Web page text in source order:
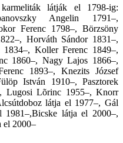
látják el 1798-ig:
Angelin 1791–,
Ferenc 1798–, Börzsöny
Horváth Sándor 1831–,
Koller Ferenc 1849–,
1860–, Nagy Lajos 1866–,
1893–, Knezits József
István 1910–, Pasztorek
Lugosi Lõrinc 1955–, Knorr
látja el 1977–, Gál
1981–,Bicske látja el 2000–,
el 2000–